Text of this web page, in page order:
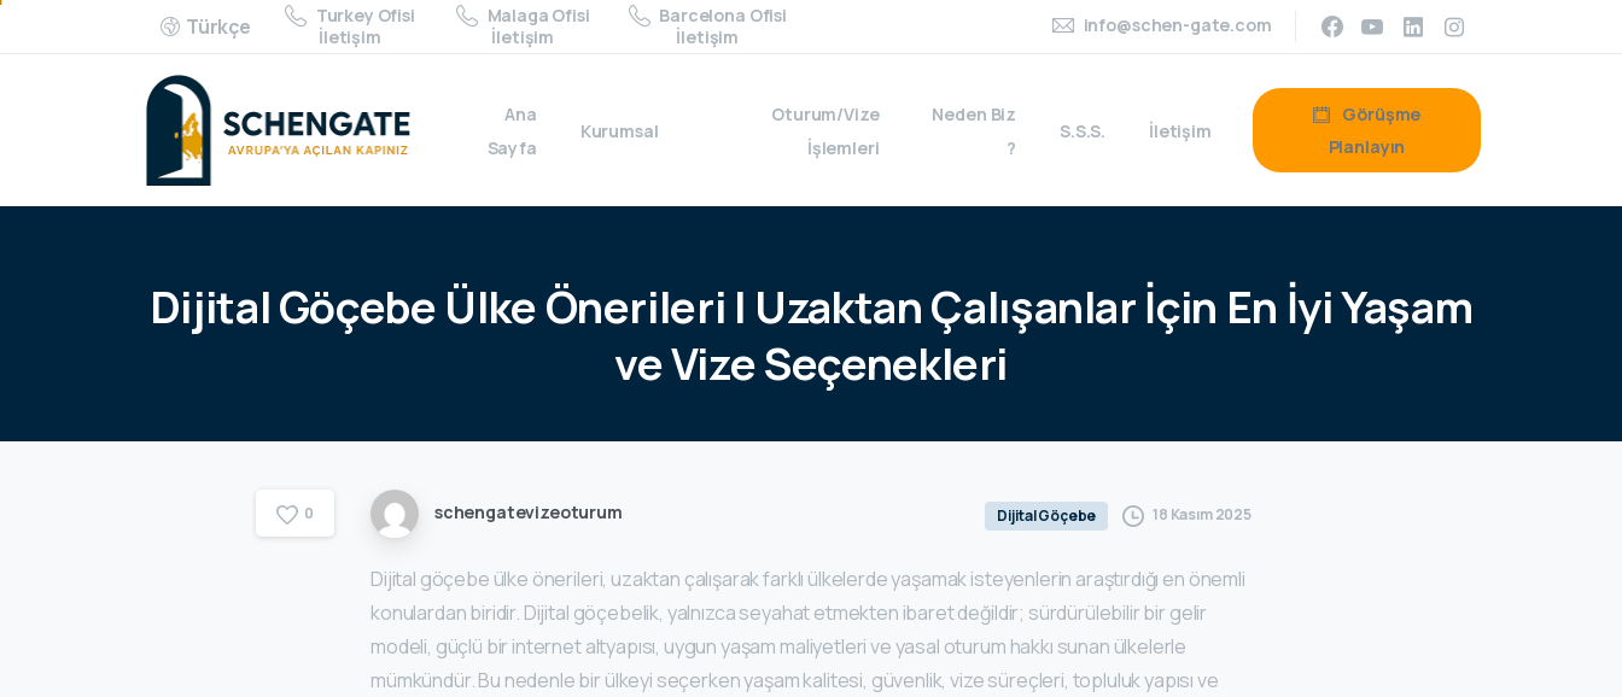
Türkçe
Turkey Ofisi
İletişim
Malaga Ofisi
İletişim
Barcelona Ofisi
İletişim
info@schen-gate.com
Ana
Sayfa
Kurumsal
Oturum/Vize
İşlemleri
Neden Biz
?
S.S.S. İletişim
Görüşme
Planlayın
DijitalGöçebe ÜlkeÖnerileri | UzaktanÇalışanlarİçin En İyiYaşam
veVizeSeçenekleri
0 schengatevizeoturum Dijital Göçebe 18 Kasım 2025
Dijital göçebe ülke önerileri, uzaktan çalışarak farklı ülkelerde yaşamak isteyenlerin araştırdığı en önemli
konulardan biridir. Dijital göçebelik, yalnızca seyahat etmekten ibaret değildir; sürdürülebilir bir gelir
modeli, güçlü bir internet altyapısı, uygun yaşam maliyetleri ve yasal oturum hakkı sunan ülkelerle
mümkündür. Bu nedenle bir ülkeyi seçerken yaşam kalitesi, güvenlik, vize süreçleri, topluluk yapısı ve